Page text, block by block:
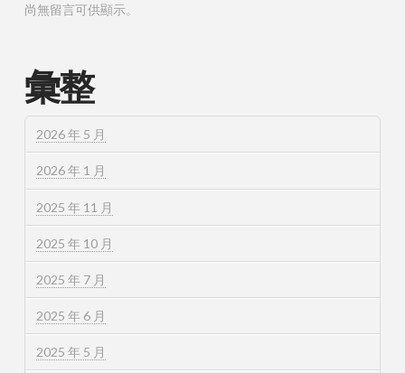
尚無留言可供顯示。
彙整
2026 年 5 月
2026 年 1 月
2025 年 11 月
2025 年 10 月
2025 年 7 月
2025 年 6 月
2025 年 5 月